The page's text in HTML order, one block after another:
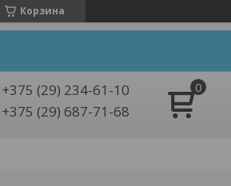
Корзина
+375 (29) 234-61-10
+375 (29) 687-71-68